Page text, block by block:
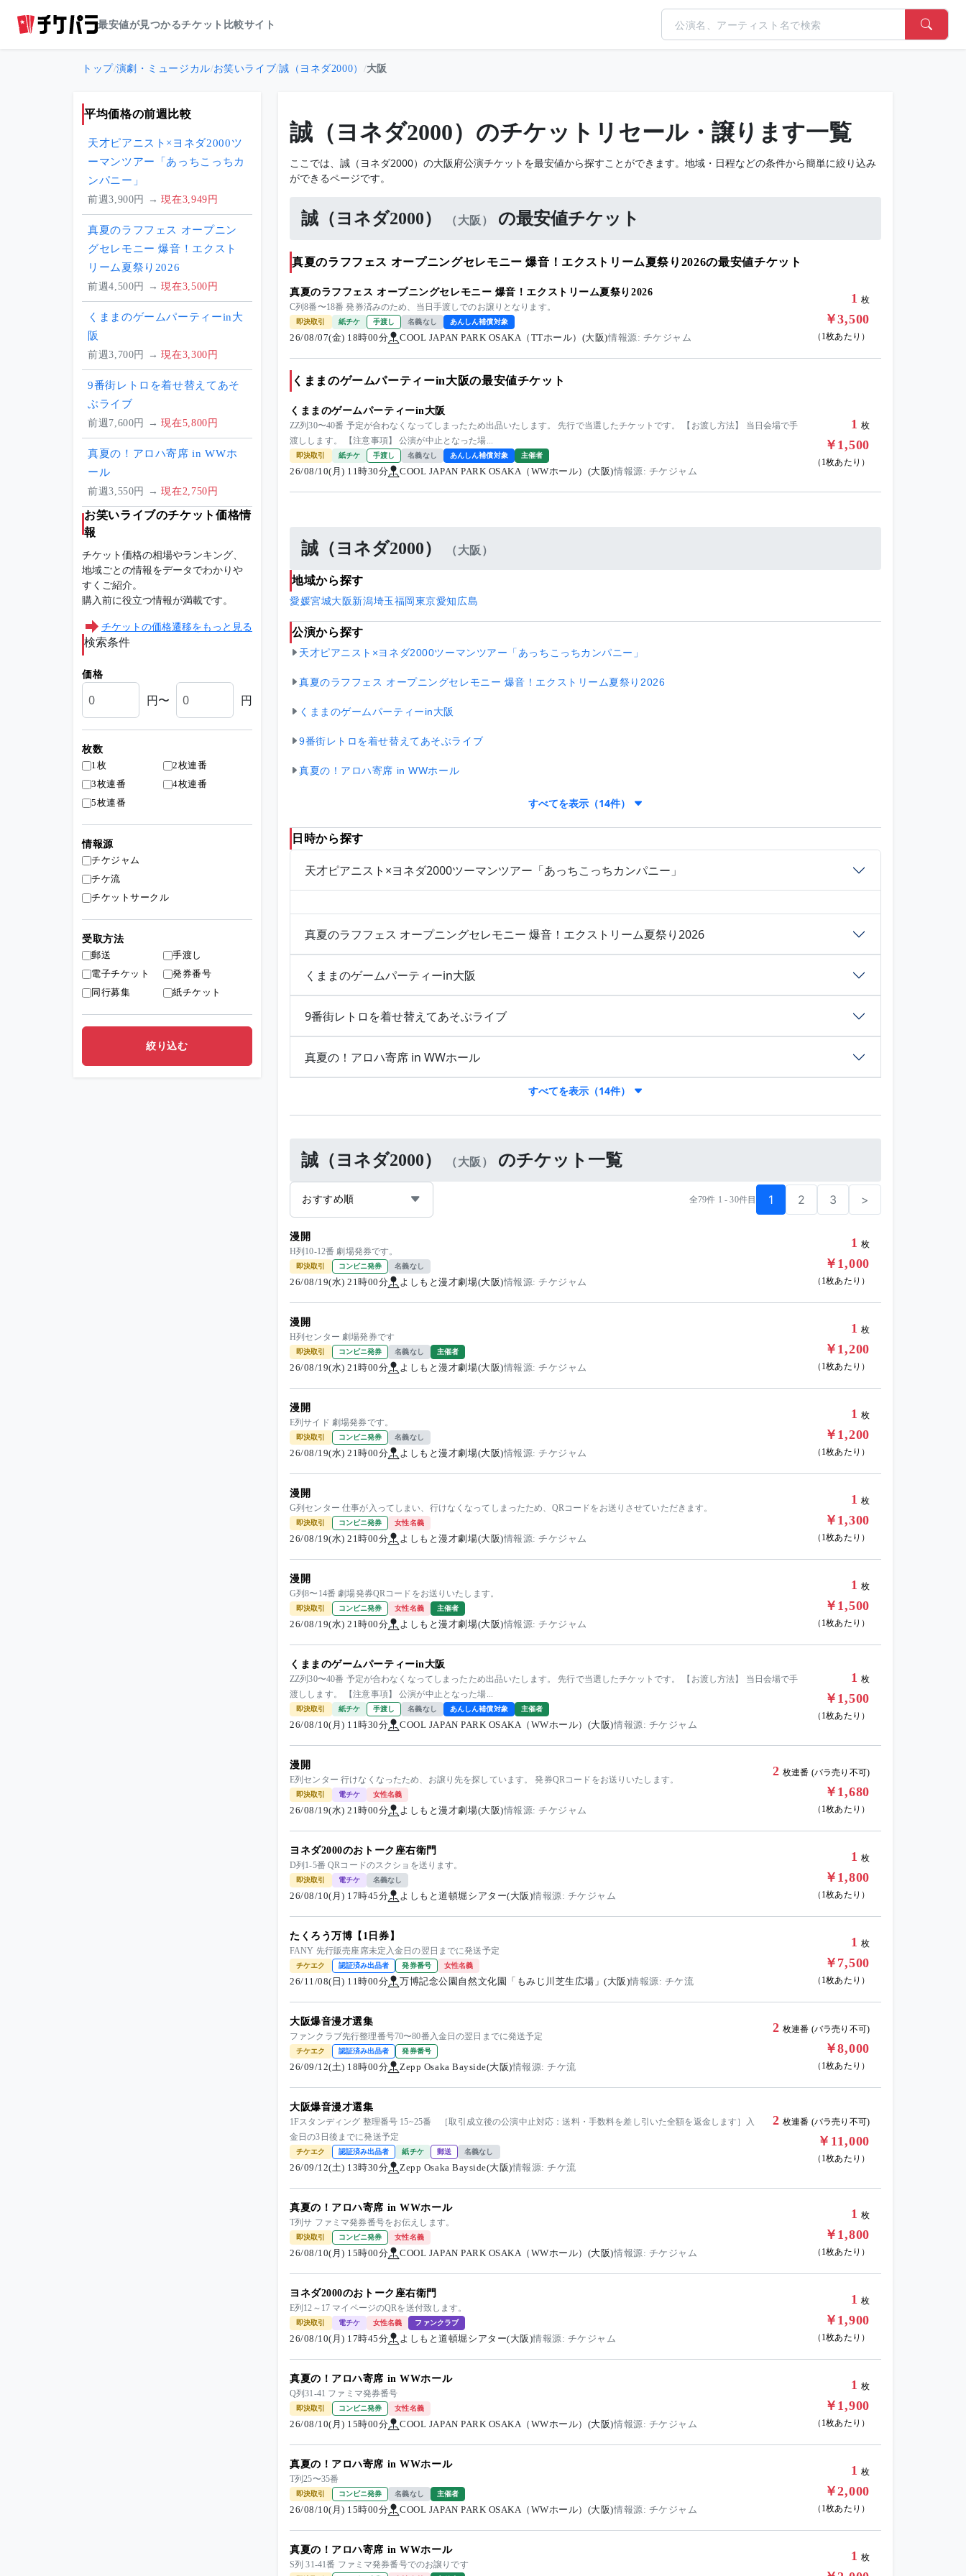
最安値が見つかるチケット比較サイト
トップ/演劇・ミュージカル/お笑いライブ/誠（ヨネダ2000） /大阪
誠（ヨネダ2000）のチケットリセール・譲ります一覧
ここでは、誠（ヨネダ2000）の大阪府公演チケットを最安値から探すことができます。地域・日程などの条件から簡単に絞り込み
ができるページです。
誠（ヨネダ2000） （大阪） の最安値チケット
真夏のラフフェス オープニングセレモニー 爆音！エクストリーム夏祭り2026の最安値チケット
真夏のラフフェス オープニングセレモニー 爆音！エクストリーム夏祭り2026
C列8番〜18番 発券済みのため、当日手渡しでのお譲りとなります。
即決取引 紙チケ 手渡し 名義なし あんしん補償対象
26/08/07(金) 18時00分 COOL JAPAN PARK OSAKA（TTホール）(大阪)情報源: チケジャム
1 枚
￥3,500
（1枚あたり）
くままのゲームパーティーin大阪の最安値チケット
くままのゲームパーティーin大阪
ZZ列30〜40番 予定が合わなくなってしまったため出品いたします。 先行で当選したチケットです。 【お渡し方法】 当日会場で手
渡しします。 【注意事項】 公演が中止となった場...
即決取引 紙チケ 手渡し 名義なし あんしん補償対象 主催者
26/08/10(月) 11時30分 COOL JAPAN PARK OSAKA（WWホール）(大阪)情報源: チケジャム
1 枚
￥1,500
（1枚あたり）
誠（ヨネダ2000） （大阪）
地域から探す
愛媛宮城大阪新潟埼玉福岡東京愛知広島
公演から探す
天才ピアニスト×ヨネダ2000ツーマンツアー「あっちこっちカンパニー」
真夏のラフフェス オープニングセレモニー 爆音！エクストリーム夏祭り2026
くままのゲームパーティーin大阪
9番街レトロを着せ替えてあそぶライブ
真夏の！アロハ寄席 in WWホール
すべてを表示（14件）
日時から探す
天才ピアニスト×ヨネダ2000ツーマンツアー「あっちこっちカンパニー」
真夏のラフフェス オープニングセレモニー 爆音！エクストリーム夏祭り2026
くままのゲームパーティーin大阪
9番街レトロを着せ替えてあそぶライブ
真夏の！アロハ寄席 in WWホール
すべてを表示（14件）
誠（ヨネダ2000） （大阪） のチケット一覧
おすすめ順 全79件 1 - 30件目 1 2 3 >
漫開
H列10-12番 劇場発券です。
即決取引 コンビニ発券 名義なし
26/08/19(水) 21時00分 よしもと漫才劇場(大阪)情報源: チケジャム
1 枚
￥1,000
（1枚あたり）
漫開
H列センター 劇場発券です
即決取引 コンビニ発券 名義なし 主催者
26/08/19(水) 21時00分 よしもと漫才劇場(大阪)情報源: チケジャム
1 枚
￥1,200
（1枚あたり）
漫開
E列サイド 劇場発券です。
即決取引 コンビニ発券 名義なし
26/08/19(水) 21時00分 よしもと漫才劇場(大阪)情報源: チケジャム
1 枚
￥1,200
（1枚あたり）
漫開
G列センター 仕事が入ってしまい、行けなくなってしまったため、QRコードをお送りさせていただきます。
即決取引 コンビニ発券 女性名義
26/08/19(水) 21時00分 よしもと漫才劇場(大阪)情報源: チケジャム
1 枚
￥1,300
（1枚あたり）
漫開
G列8〜14番 劇場発券QRコードをお送りいたします。
即決取引 コンビニ発券 女性名義 主催者
26/08/19(水) 21時00分 よしもと漫才劇場(大阪)情報源: チケジャム
1 枚
￥1,500
（1枚あたり）
くままのゲームパーティーin大阪
ZZ列30〜40番 予定が合わなくなってしまったため出品いたします。 先行で当選したチケットです。 【お渡し方法】 当日会場で手
渡しします。 【注意事項】 公演が中止となった場...
即決取引 紙チケ 手渡し 名義なし あんしん補償対象 主催者
26/08/10(月) 11時30分 COOL JAPAN PARK OSAKA（WWホール）(大阪)情報源: チケジャム
1 枚
￥1,500
（1枚あたり）
漫開
E列センター 行けなくなったため、お譲り先を探しています。 発券QRコードをお送りいたします。
即決取引 電チケ 女性名義
26/08/19(水) 21時00分 よしもと漫才劇場(大阪)情報源: チケジャム
2 枚連番 (バラ売り不可)
￥1,680
（1枚あたり）
ヨネダ2000のおトーク座右衛門
D列1-5番 QRコードのスクショを送ります。
即決取引 電チケ 名義なし
26/08/10(月) 17時45分 よしもと道頓堀シアター(大阪)情報源: チケジャム
1 枚
￥1,800
（1枚あたり）
たくろう万博【1日券】
FANY 先行販売座席未定入金日の翌日までに発送予定
チケエク 認証済み出品者 発券番号 女性名義
26/11/08(日) 11時00分 万博記念公園自然文化園「もみじ川芝生広場」(大阪)情報源: チケ流
1 枚
￥7,500
（1枚あたり）
大阪爆音漫才選集
ファンクラブ先行整理番号70〜80番入金日の翌日までに発送予定
チケエク 認証済み出品者 発券番号
26/09/12(土) 18時00分 Zepp Osaka Bayside(大阪)情報源: チケ流
2 枚連番 (バラ売り不可)
￥8,000
（1枚あたり）
大阪爆音漫才選集
1Fスタンディング 整理番号 15~25番 ［取引成立後の公演中止対応：送料・手数料を差し引いた全額を返金します］入
金日の3日後までに発送予定
チケエク 認証済み出品者 紙チケ 郵送 名義なし
26/09/12(土) 13時30分 Zepp Osaka Bayside(大阪)情報源: チケ流
2 枚連番 (バラ売り不可)
￥11,000
（1枚あたり）
真夏の！アロハ寄席 in WWホール
T列サ ファミマ発券番号をお伝えします。
即決取引 コンビニ発券 女性名義
26/08/10(月) 15時00分 COOL JAPAN PARK OSAKA（WWホール）(大阪)情報源: チケジャム
1 枚
￥1,800
（1枚あたり）
ヨネダ2000のおトーク座右衛門
E列12～17 マイページのQRを送付致します。
即決取引 電チケ 女性名義 ファンクラブ
26/08/10(月) 17時45分 よしもと道頓堀シアター(大阪)情報源: チケジャム
1 枚
￥1,900
（1枚あたり）
真夏の！アロハ寄席 in WWホール
Q列31-41 ファミマ発券番号
即決取引 コンビニ発券 女性名義
26/08/10(月) 15時00分 COOL JAPAN PARK OSAKA（WWホール）(大阪)情報源: チケジャム
1 枚
￥1,900
（1枚あたり）
真夏の！アロハ寄席 in WWホール
T列25〜35番
即決取引 コンビニ発券 名義なし 主催者
26/08/10(月) 15時00分 COOL JAPAN PARK OSAKA（WWホール）(大阪)情報源: チケジャム
1 枚
￥2,000
（1枚あたり）
真夏の！アロハ寄席 in WWホール
S列 31-41番 ファミマ発券番号でのお譲りです
1 枚
平均価格の前週比較
天才ピアニスト×ヨネダ2000ツ
ーマンツアー「あっちこっちカ
ンパニー」
前週3,900円 → 現在3,949円
真夏のラフフェス オープニン
グセレモニー 爆音！エクスト
リーム夏祭り2026
前週4,500円 → 現在3,500円
くままのゲームパーティーin大
阪
前週3,700円 → 現在3,300円
9番街レトロを着せ替えてあそ
ぶライブ
前週7,600円 → 現在5,800円
真夏の！アロハ寄席 in WWホ
ール
前週3,550円 → 現在2,750円
お笑いライブのチケット価格情
報
チケット価格の相場やランキング、
地域ごとの情報をデータでわかりや
すくご紹介。
購入前に役立つ情報が満載です。
チケットの価格遷移をもっと見る
検索条件
価格
円〜 円
枚数
1枚
2枚連番
3枚連番
4枚連番
5枚連番
情報源
チケジャム
チケ流
チケットサークル
受取方法
郵送
手渡し
電子チケット
発券番号
同行募集
紙チケット